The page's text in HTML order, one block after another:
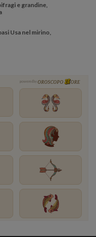
e grandine,
Usa nel mirino,
powered by OROSCOPO ORE